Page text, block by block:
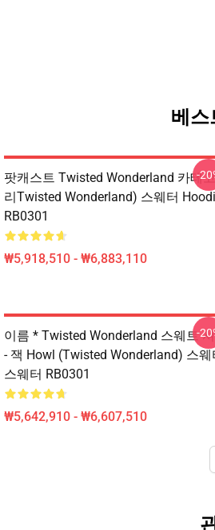
베스
팟캐스트 Twisted Wonderland 카테고
리Twisted Wonderland) 스웨터
RB0301
₩5,918,510 - ₩6,883,110
-
이름 * Twisted Wonderland 스웨트
- 잭 Howl (Twisted Wonderland) 스웨
스웨터 RB0301
₩5,642,910 - ₩6,607,510
-